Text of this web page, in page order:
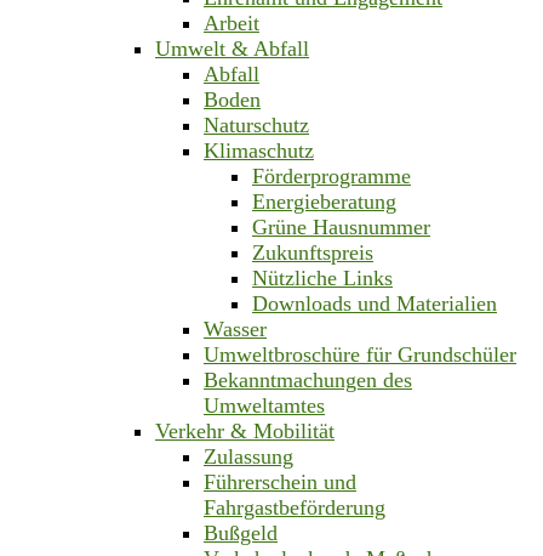
Arbeit
Umwelt & Abfall
Abfall
Boden
Naturschutz
Klimaschutz
Förderprogramme
Energieberatung
Grüne Hausnummer
Zukunftspreis
Nützliche Links
Downloads und Materialien
Wasser
Umweltbroschüre für Grundschüler
Bekanntmachungen des
Umweltamtes
Verkehr & Mobilität
Zulassung
Führerschein und
Fahrgastbeförderung
Bußgeld